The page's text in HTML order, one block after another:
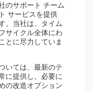
のサポート チーム
サービスを提供
。当社は、タイム
サイクル全体にわ
とに尽力していま
いては、最新のテ
に提供し、必要に
の改造オプション